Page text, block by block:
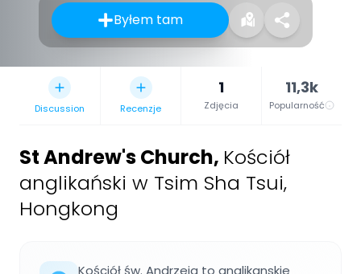
Byłem tam
Discussion Recenzje
1
Zdjęcia
11,3k
Popularność
St Andrew's Church, Kościół
anglikański w Tsim Sha Tsui,
Hongkong